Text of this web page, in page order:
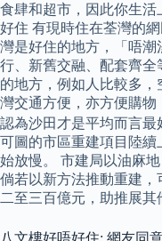
食肆和超市，因此你生
好住 有現時住在荃灣的
灣是好住的地方，「唔
行、新舊交融、配套齊全
的地方，例如人比較多
灣交通方便，亦方便購物
認為沙田才是平均而言最
可圖的市區重建項目陸續
始放慢。 市建局以油麻
倘若以新方法推動重建
二至三百億元，助推展其
八文樓好唔好住: 網友同